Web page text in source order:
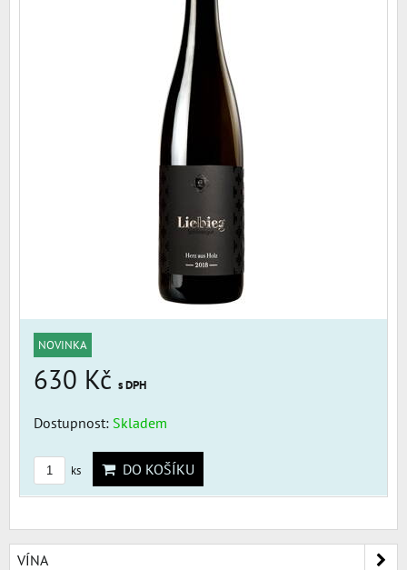
NOVINKA
630 Kč s DPH
Dostupnost: Skladem
ks DO KOŠÍKU
VÍNA